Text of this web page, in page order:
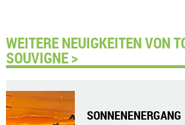
WEITERE NEUIGKEITEN VON
SOUVIGNE >
SONNENENERGANG